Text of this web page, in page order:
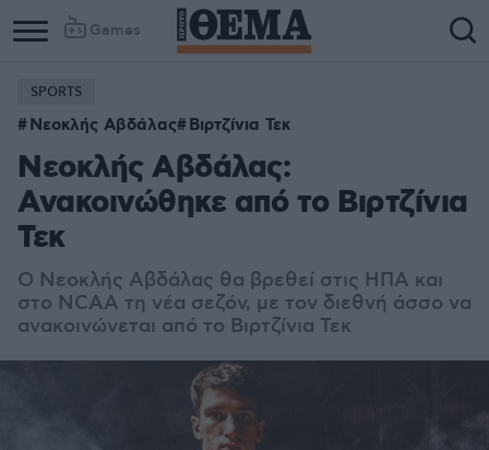
Games
SPORTS
Νεοκλής Αβδάλας Βιρτζίνια Τεκ
Νεοκλής Αβδάλας:
Ανακοινώθηκε από το Βιρτζίνια
Τεκ
Ο Νεοκλής Αβδάλας θα βρεθεί στις ΗΠΑ και
στο NCAA τη νέα σεζόν, με τον διεθνή άσσο να
ανακοινώνεται από το Βιρτζίνια Τεκ